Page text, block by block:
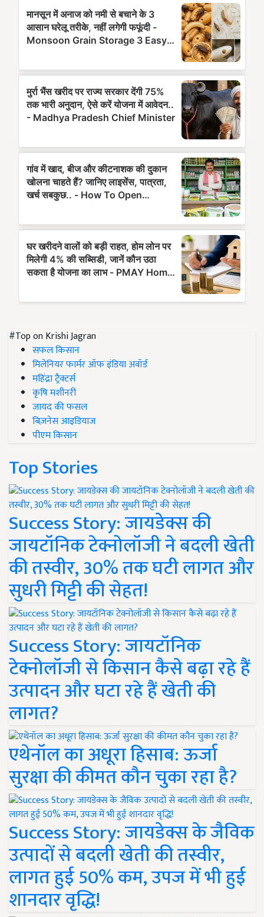
#Top on Krishi Jagran
सफल किसान
मिलेनियर फार्मर ऑफ इंडिया अवॉर्ड
महिंद्रा ट्रैक्टर्स
कृषि मशीनरी
जायद की फसल
बिज़नेस आइडियाज
पीएम किसान
Top Stories
Success Story: जायडेक्स की
जायटॉनिक टेक्नोलॉजी ने बदली खेती
की तस्वीर, 30% तक घटी लागत और
सुधरी मिट्टी की सेहत!
Success Story: जायटॉनिक
टेक्नोलॉजी से किसान कैसे बढ़ा रहे हैं
उत्पादन और घटा रहे हैं खेती की
लागत?
एथेनॉल का अधूरा हिसाब: ऊर्जा
सुरक्षा की कीमत कौन चुका रहा है?
Success Story: जायडेक्स के जैविक
उत्पादों से बदली खेती की तस्वीर,
लागत हुई 50% कम, उपज में भी हुई
शानदार वृद्धि!